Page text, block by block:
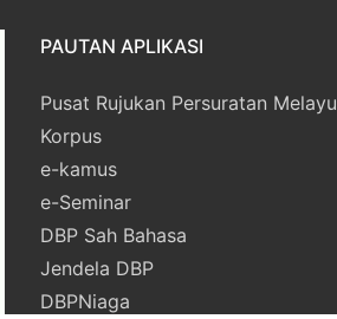
PAUTAN APLIKASI
Pusat Rujukan Persuratan Melayu
Korpus
e-kamus
e-Seminar
DBP Sah Bahasa
Jendela DBP
DBPNiaga